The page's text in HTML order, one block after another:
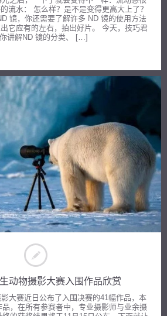
流水： 怎么样？是不是变得更高大上了？
镜，你还需要了解许多 ND 镜的使用方法
它应有的左右，拍出好片。 今天，技巧君
讲解ND 镜的分类、 […]
动物摄影大赛入围作品欣赏
大赛近日公布了入围决赛的41幅作品，本
，在所有参赛者中，专业摄影师与业余摄